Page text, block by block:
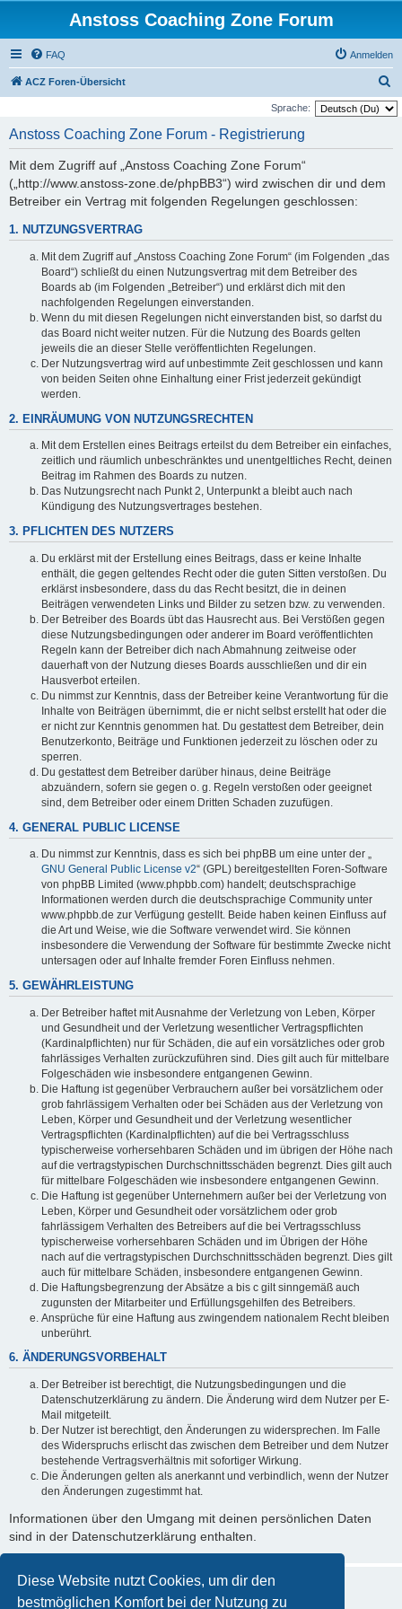
Diese Website nutzt Cookies, um dir den
bestmöglichen Komfort bei der Nutzung zu
Anstoss Coaching Zone Forum
FAQ Anmelden
ACZ Foren-Übersicht
u
Sprache:
Anstoss Coaching Zone Forum - Registrierung
Mit dem Zugriff auf „Anstoss Coaching Zone Forum“
(„http://www.anstoss-zone.de/phpBB3“) wird zwischen dir und dem
Betreiber ein Vertrag mit folgenden Regelungen geschlossen:
1. NUTZUNGSVERTRAG
Mit dem Zugriff auf „Anstoss Coaching Zone Forum“ (im Folgenden „das
Board“) schließt du einen Nutzungsvertrag mit dem Betreiber des
Boards ab (im Folgenden „Betreiber“) und erklärst dich mit den
nachfolgenden Regelungen einverstanden.
Wenn du mit diesen Regelungen nicht einverstanden bist, so darfst du
das Board nicht weiter nutzen. Für die Nutzung des Boards gelten
jeweils die an dieser Stelle veröffentlichten Regelungen.
Der Nutzungsvertrag wird auf unbestimmte Zeit geschlossen und kann
von beiden Seiten ohne Einhaltung einer Frist jederzeit gekündigt
werden.
2. EINRÄUMUNG VON NUTZUNGSRECHTEN
Mit dem Erstellen eines Beitrags erteilst du dem Betreiber ein einfaches,
zeitlich und räumlich unbeschränktes und unentgeltliches Recht, deinen
Beitrag im Rahmen des Boards zu nutzen.
Das Nutzungsrecht nach Punkt 2, Unterpunkt a bleibt auch nach
Kündigung des Nutzungsvertrages bestehen.
3. PFLICHTEN DES NUTZERS
Du erklärst mit der Erstellung eines Beitrags, dass er keine Inhalte
enthält, die gegen geltendes Recht oder die guten Sitten verstoßen. Du
erklärst insbesondere, dass du das Recht besitzt, die in deinen
Beiträgen verwendeten Links und Bilder zu setzen bzw. zu verwenden.
Der Betreiber des Boards übt das Hausrecht aus. Bei Verstößen gegen
diese Nutzungsbedingungen oder anderer im Board veröffentlichten
Regeln kann der Betreiber dich nach Abmahnung zeitweise oder
dauerhaft von der Nutzung dieses Boards ausschließen und dir ein
Hausverbot erteilen.
Du nimmst zur Kenntnis, dass der Betreiber keine Verantwortung für die
Inhalte von Beiträgen übernimmt, die er nicht selbst erstellt hat oder die
er nicht zur Kenntnis genommen hat. Du gestattest dem Betreiber, dein
Benutzerkonto, Beiträge und Funktionen jederzeit zu löschen oder zu
sperren.
Du gestattest dem Betreiber darüber hinaus, deine Beiträge
abzuändern, sofern sie gegen o. g. Regeln verstoßen oder geeignet
sind, dem Betreiber oder einem Dritten Schaden zuzufügen.
4. GENERAL PUBLIC LICENSE
Du nimmst zur Kenntnis, dass es sich bei phpBB um eine unter der „
GNU General Public License v2“ (GPL) bereitgestellten Foren-Software
von phpBB Limited (www.phpbb.com) handelt; deutschsprachige
Informationen werden durch die deutschsprachige Community unter
www.phpbb.de zur Verfügung gestellt. Beide haben keinen Einfluss auf
die Art und Weise, wie die Software verwendet wird. Sie können
insbesondere die Verwendung der Software für bestimmte Zwecke nicht
untersagen oder auf Inhalte fremder Foren Einfluss nehmen.
5. GEWÄHRLEISTUNG
Der Betreiber haftet mit Ausnahme der Verletzung von Leben, Körper
und Gesundheit und der Verletzung wesentlicher Vertragspflichten
(Kardinalpflichten) nur für Schäden, die auf ein vorsätzliches oder grob
fahrlässiges Verhalten zurückzuführen sind. Dies gilt auch für mittelbare
Folgeschäden wie insbesondere entgangenen Gewinn.
Die Haftung ist gegenüber Verbrauchern außer bei vorsätzlichem oder
grob fahrlässigem Verhalten oder bei Schäden aus der Verletzung von
Leben, Körper und Gesundheit und der Verletzung wesentlicher
Vertragspflichten (Kardinalpflichten) auf die bei Vertragsschluss
typischerweise vorhersehbaren Schäden und im übrigen der Höhe nach
auf die vertragstypischen Durchschnittsschäden begrenzt. Dies gilt auch
für mittelbare Folgeschäden wie insbesondere entgangenen Gewinn.
Die Haftung ist gegenüber Unternehmern außer bei der Verletzung von
Leben, Körper und Gesundheit oder vorsätzlichem oder grob
fahrlässigem Verhalten des Betreibers auf die bei Vertragsschluss
typischerweise vorhersehbaren Schäden und im Übrigen der Höhe
nach auf die vertragstypischen Durchschnittsschäden begrenzt. Dies gilt
auch für mittelbare Schäden, insbesondere entgangenen Gewinn.
Die Haftungsbegrenzung der Absätze a bis c gilt sinngemäß auch
zugunsten der Mitarbeiter und Erfüllungsgehilfen des Betreibers.
Ansprüche für eine Haftung aus zwingendem nationalem Recht bleiben
unberührt.
6. ÄNDERUNGSVORBEHALT
Der Betreiber ist berechtigt, die Nutzungsbedingungen und die
Datenschutzerklärung zu ändern. Die Änderung wird dem Nutzer per E-
Mail mitgeteilt.
Der Nutzer ist berechtigt, den Änderungen zu widersprechen. Im Falle
des Widerspruchs erlischt das zwischen dem Betreiber und dem Nutzer
bestehende Vertragsverhältnis mit sofortiger Wirkung.
Die Änderungen gelten als anerkannt und verbindlich, wenn der Nutzer
den Änderungen zugestimmt hat.
Informationen über den Umgang mit deinen persönlichen Daten
sind in der Datenschutzerklärung enthalten.